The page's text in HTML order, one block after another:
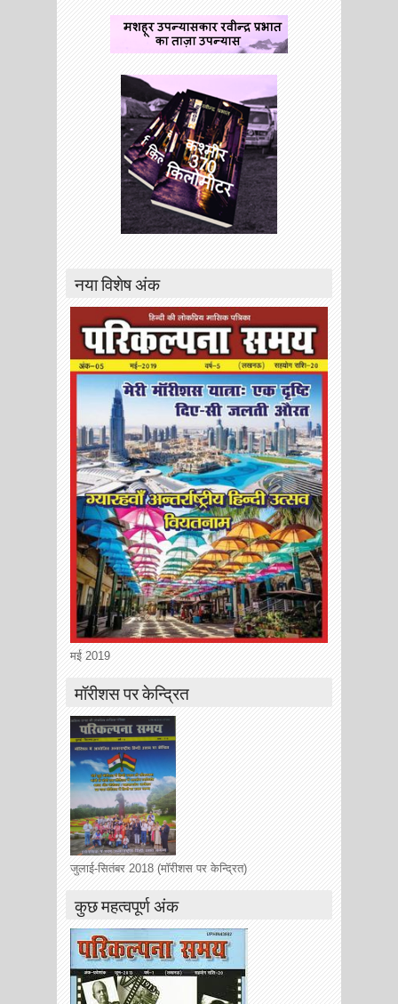
नया विशेष अंक
मई 2019
मॉरीशस पर केन्द्रित
जुलाई-सितंबर 2018 (मॉरीशस पर केन्द्रित)
कुछ महत्वपूर्ण अंक